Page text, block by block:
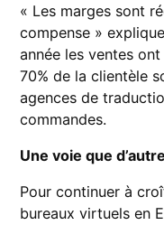
« Les marges sont
compense »
année les ventes ont
70% de la clientèle
agences de
commandes.
Une voie que
Pour continuer à
bureaux virtuels en